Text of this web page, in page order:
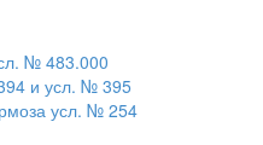
№ 483.000
и усл. № 395
усл. № 254